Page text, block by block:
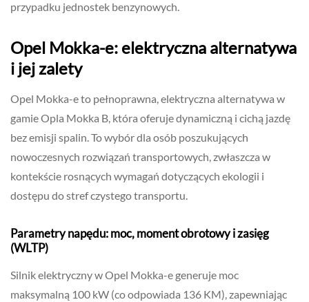
przypadku jednostek benzynowych.
Opel Mokka-e: elektryczna alternatywa
i jej zalety
Opel Mokka-e to pełnoprawna, elektryczna alternatywa w
gamie Opla Mokka B, która oferuje dynamiczną i cichą jazdę
bez emisji spalin. To wybór dla osób poszukujących
nowoczesnych rozwiązań transportowych, zwłaszcza w
kontekście rosnących wymagań dotyczących ekologii i
dostępu do stref czystego transportu.
Parametry napędu: moc, moment obrotowy i zasięg
(WLTP)
Silnik elektryczny w Opel Mokka-e generuje moc
maksymalną 100 kW (co odpowiada 136 KM), zapewniając